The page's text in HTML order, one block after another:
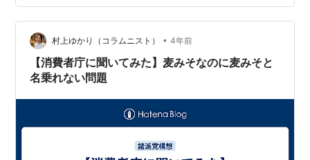
意の委員を決めて準備を行うようです。ＰＴＡが関連し
ていることも多いようです。 この「卒対費」という名目
で、何の…村上ゆかり（コラムニスト） • 4年前
【消費者庁に聞いてみた】麦みそなのに麦みそと
名乗れない問題